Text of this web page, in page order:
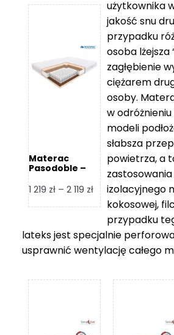
do
869 zł
1
349 zł
2
459 zł
Materac
Pasodoble –
1 219 zł – 2 119 złZakres
cen:
1
219 zł
do
119 zł
użytkownika
jakość snu
przypadku
osoba lżejsza
zagłębienie
ciężarem
osoby.
w
modeli
słabsza
powietrza, a
izolacyjnego
kokosowej,
przypadku
lateks jest specjalnie
usprawnić wentylację całego